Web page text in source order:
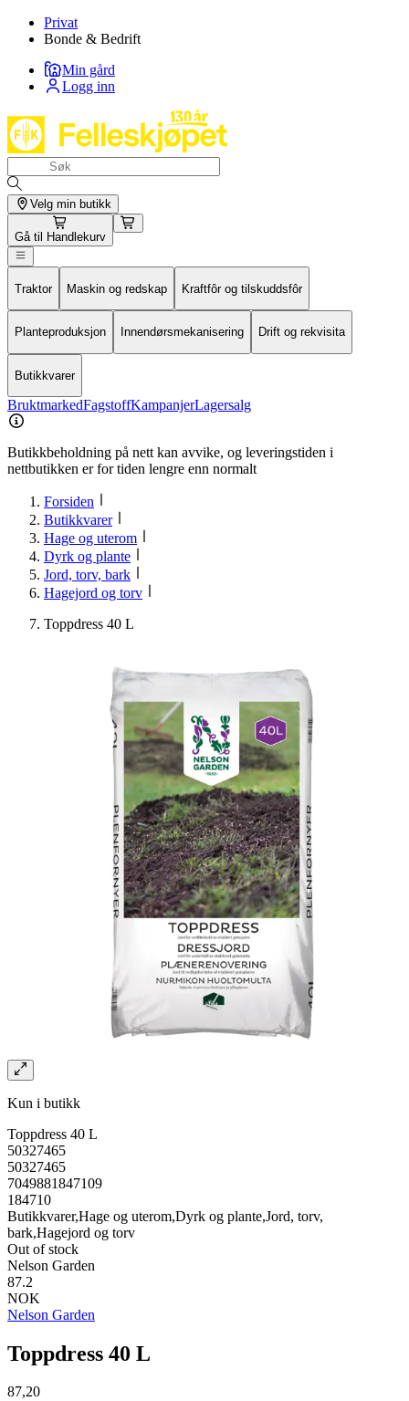
Privat
Bonde & Bedrift
Min gård
Logg inn
Velg min butikk
Gå til Handlekurv
Traktor Maskin og redskap Kraftfôr og tilskuddsfôr
Planteproduksjon Innendørsmekanisering Drift og rekvisita
Butikkvarer
BruktmarkedFagstoffKampanjerLagersalg
Butikkbeholdning på nett kan avvike, og leveringstiden i
nettbutikken er for tiden lengre enn normalt
Forsiden
Butikkvarer
Hage og uterom
Dyrk og plante
Jord, torv, bark
Hagejord og torv
Toppdress 40 L
Kun i butikk
Toppdress 40 L
50327465
50327465
7049881847109
184710
Butikkvarer,Hage og uterom,Dyrk og plante,Jord, torv,
bark,Hagejord og torv
Out of stock
Nelson Garden
87.2
NOK
Nelson Garden
Toppdress 40 L
87,20